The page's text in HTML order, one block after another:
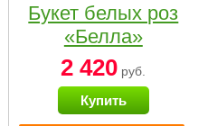
Букет белых роз
«Белла»
2 420 руб.
Купить